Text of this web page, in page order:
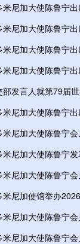
米尼加大使陈鲁宁
米尼加大使陈鲁宁
米尼加大使陈鲁宁
米尼加大使陈鲁宁
部发言人就第79届
米尼加大使陈鲁宁
米尼加大使陈鲁宁
米尼加大使陈鲁宁
米尼加大使陈鲁宁
米尼加使馆举办
米尼加大使陈鲁宁
米尼加大使陈鲁宁